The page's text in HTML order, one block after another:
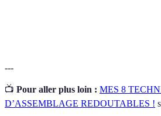
---
📺 Pour aller plus loin : MES 8
D’ASSEMBLAGE REDOUTABLES !